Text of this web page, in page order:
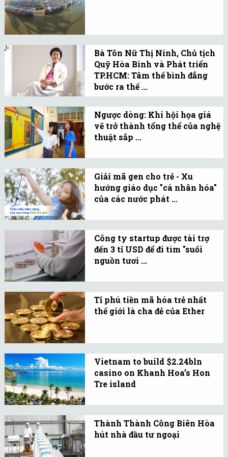
dòng tiền đầu tư vào tàu
biển, nhưng nhiều chủ
tàu vẫn chờ các chính
sách kích thích.
Bà Tôn Nữ Thị Ninh, Chủ tịch
Quỹ Hòa Bình và Phát triển
TP.HCM: Tâm thế bình đẳng
bước ra thế ...
Khi muốn làm công dân
toàn cầu, thế hệ trẻ nên
bắt đầu từ việc tôn trọng
cái tên của mình khi giao
tiếp với thế giới trong
thời đại hội nhập.
Ngược dòng: Khi hội họa giá
vẽ trở thành tổng thể của nghệ
thuật sắp ...
thuật TP.HCM, họa sĩ
Nguyễn Ngọc Đan tái ngộ
công chúng bằng triển
lãm cá nhân lần 4: Ngược
Dòng.
Giải mã gen cho trẻ - Xu
hướng giáo dục "cá nhân hóa"
của các nước phát ...
một lĩnh vực tương đối
mới và đang được mở
rộng nhanh chóng trong
những năm gần đây.
Công ty startup được tài trợ
đến 3 tỉ USD để đi tìm "suối
nguồn tươi ...
nhưng ít có công ty nào
bắt đầu khởi nghiệp với 3
Altos Labs.
Tỉ phú tiền mã hóa trẻ nhất
thế giới là cha đẻ của Ether
năm 2015, nắm trong tay
khoảng 333.520 đồng
Ether.
Vietnam to build $2.24bln
casino on Khanh Hoa’s Hon
Tre island
seeking permission to
build a casino worth
Thành Thành Công Biên Hòa
hút nhà đầu tư ngoại